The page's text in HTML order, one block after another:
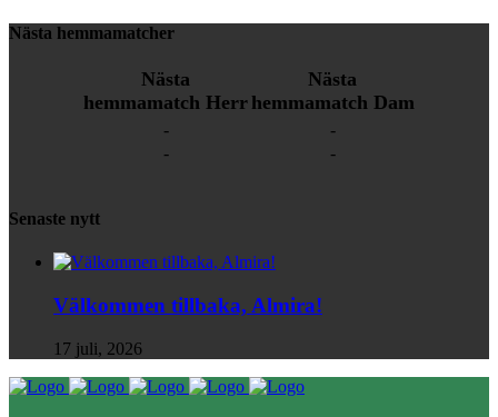
Nästa hemmamatcher
Nästa
hemmamatch Herr
-
-
Nästa
hemmamatch Dam
-
-
Senaste nytt
Välkommen tillbaka, Almira!
17 juli, 2026